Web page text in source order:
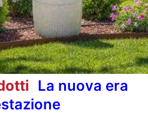
La nuova era